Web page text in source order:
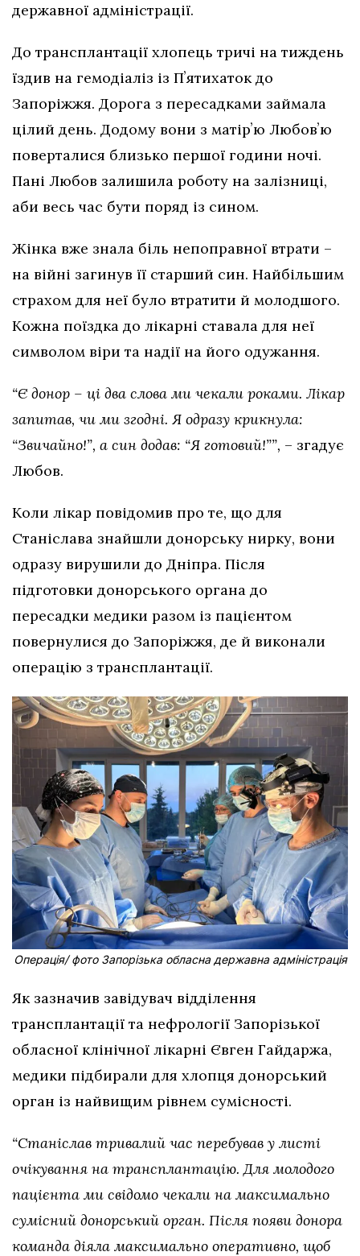
державної адміністрації.
До трансплантації хлопець тричі на тиждень
їздив на гемодіаліз із Пʼятихаток до
Запоріжжя. Дорога з пересадками займала
цілий день. Додому вони з матірʼю Любовʼю
поверталися близько першої години ночі.
Пані Любов залишила роботу на залізниці,
аби весь час бути поряд із сином.
Жінка вже знала біль непоправної втрати –
на війні загинув її старший син. Найбільшим
страхом для неї було втратити й молодшого.
Кожна поїздка до лікарні ставала для неї
символом віри та надії на його одужання.
“Є донор – ці два слова ми чекали роками. Лікар
запитав, чи ми згодні. Я одразу крикнула:
“Звичайно!”, а син додав: “Я готовий!””, – згадує
Любов.
Коли лікар повідомив про те, що для
Станіслава знайшли донорську нирку, вони
одразу вирушили до Дніпра. Після
підготовки донорського органа до
пересадки медики разом із пацієнтом
повернулися до Запоріжжя, де й виконали
операцію з трансплантації.
Операція/ фото Запорізька обласна державна адміністрація
Як зазначив завідувач відділення
трансплантації та нефрології Запорізької
обласної клінічної лікарні Євген Гайдаржа,
медики підбирали для хлопця донорський
орган із найвищим рівнем сумісності.
“Станіслав тривалий час перебував у листі
очікування на трансплантацію. Для молодого
пацієнта ми свідомо чекали на максимально
сумісний донорський орган. Після появи донора
команда діяла максимально оперативно, щоб